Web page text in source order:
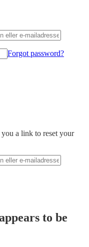
Forgot password?
a link to reset your
to be